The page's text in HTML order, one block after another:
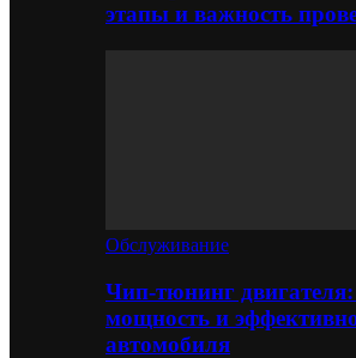
этапы и важность
Обслуживание
Чип-тюнинг
мощность и
автомобиля